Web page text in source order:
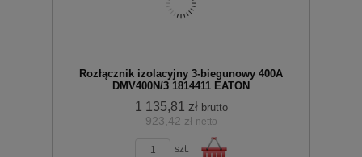
koszyka
Rozłącznik izolacyjny 3-biegunowy 400A
DMV400N/3 1814411 EATON
1 135,81 zł brutto
923,42 zł netto
szt.
zobacz szczegóły